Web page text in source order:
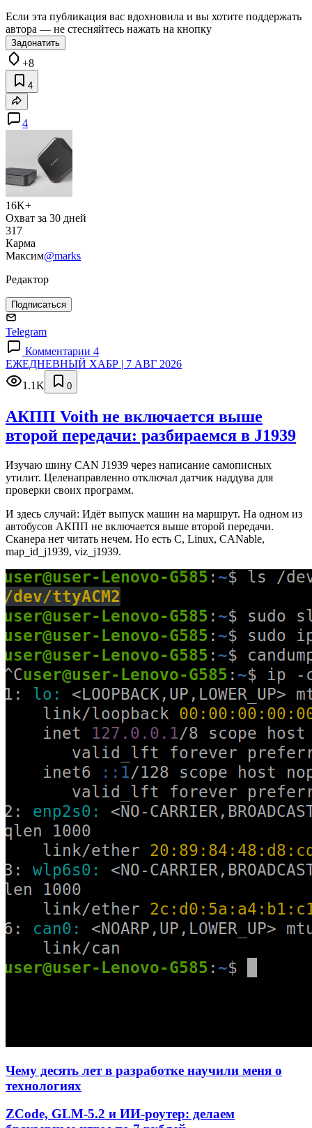
Если эта публикация вас вдохновила и вы хотите поддержать
автора — не стесняйтесь нажать на кнопку
Задонатить
+8
4
4
16K+
Охват за 30 дней
317
Карма
Максим@marks
Редактор
Подписаться
Telegram
Комментарии 4
ЕЖЕДНЕВНЫЙ ХАБР | 7 АВГ 2026
1.1K
0
АКПП Voith не включается выше
второй передачи: разбираемся в J1939
Изучаю шину CAN J1939 через написание самописных
утилит. Целенаправленно отключал датчик наддува для
проверки своих программ.
И здесь случай: Идёт выпуск машин на маршрут. На одном из
автобусов АКПП не включается выше второй передачи.
Сканера нет читать нечем. Но есть C, Linux, CANable,
map_id_j1939, viz_j1939.
Чему десять лет в разработке научили меня о
технологиях
ZCode, GLM-5.2 и ИИ-роутер: делаем